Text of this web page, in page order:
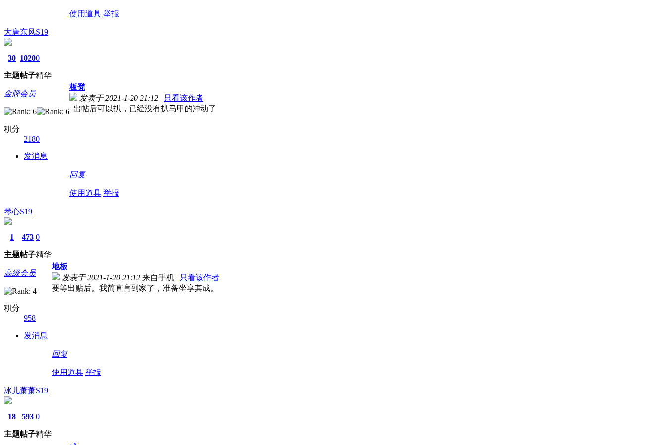
使用道具 举报
大唐东风S19
30
主题
1020
帖子
0
精华
金牌会员
积分
2180
发消息
板凳
发表于 2021-1-20 21:12 | 只看该作者
出帖后可以扒，已经没有扒马甲的冲动了
回复
使用道具 举报
琴心S19
1
主题
473
帖子
0
精华
高级会员
积分
958
发消息
地板
发表于 2021-1-20 21:12 来自手机 | 只看该作者
要等出贴后。我简直盲到家了，准备坐享其成。
回复
使用道具 举报
冰儿萧萧S19
18
主题
593
帖子
0
精华